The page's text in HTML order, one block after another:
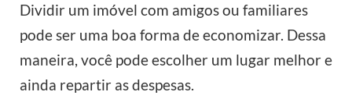
Dividir um imóvel com amigos ou familiares
pode ser uma boa forma de economizar. Dessa
maneira, você pode escolher um lugar melhor e
ainda repartir as despesas.